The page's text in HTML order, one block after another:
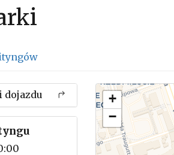
dojazdu
+
−